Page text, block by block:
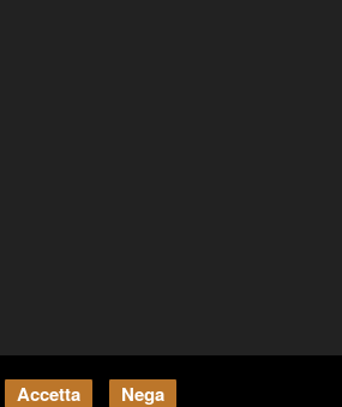
Accetta Nega